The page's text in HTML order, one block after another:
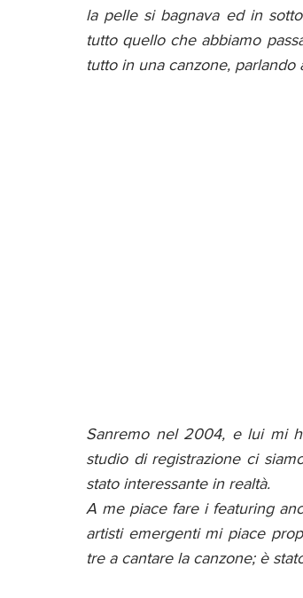
la pelle si bagnava ed in
tutto quello che abbiamo
tutto in una canzone, parlando
Sanremo nel 2004, e lui mi
studio di registrazione ci
stato interessante in realtà.
A me piace fare i featuring
artisti emergenti mi piace
tre a cantare la canzone; è